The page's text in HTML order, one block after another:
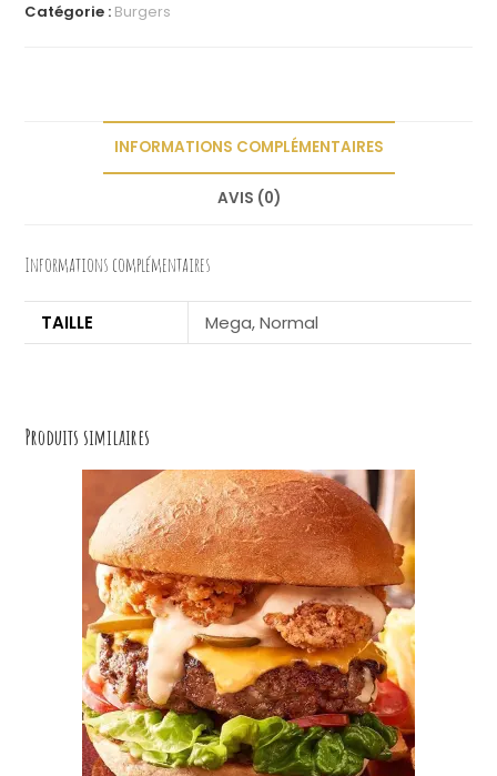
e
:
Catégorie : Burgers
INFORMATIONS COMPLÉMENTAIRES
AVIS (0)
Informations complémentaires
TAILLE Mega, Normal
Produits similaires